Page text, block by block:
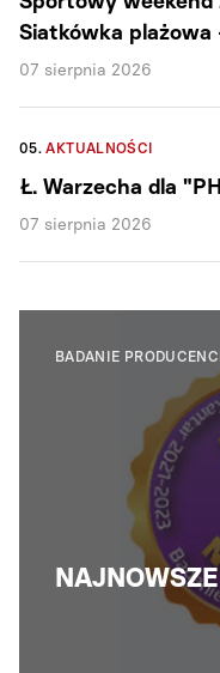
Siatkówka
07 sierpnia 2026
05. AKTUALNOŚCI
Ł. Warzecha dla
07 sierpnia 2026
BADANIE